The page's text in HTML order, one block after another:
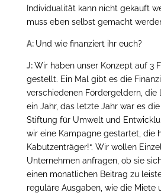
Individualität kann nicht gekauft
muss eben selbst gemacht
A: Und wie finanziert ihr euch?
J:Wir haben unser Konzept auf 3
gestellt. Ein Mal gibt es die
verschiedenen Fördergeldern, die
ein Jahr, das letzte Jahr war es
Stiftung für Umwelt und
wir eine Kampagne gestartet, die
Kabutzenträger!“. Wir wollen
Unternehmen anfragen, ob sie
einen monatlichen Beitrag zu
reguläre Ausgaben, wie die Miete